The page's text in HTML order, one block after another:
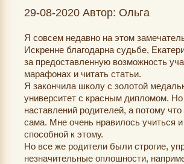
29-08-2020 Автор: Ольга
Я совсем недавно на этом
Искренне благодарна судьбе,
за предоставленную возможность
марафонах и читать статьи.
Я закончила школу с золотой
университет с красным дипломом. Но
наставлений родителей, а потому что
сама. Мне очень нравилось учиться
способной к этому.
Но все же родители были строгие,
незначительные оплошности,